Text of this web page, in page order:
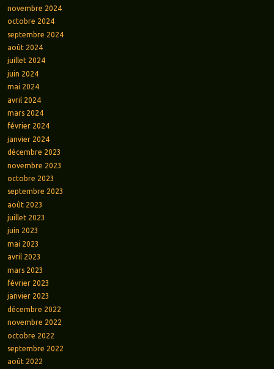
novembre 2024
octobre 2024
septembre 2024
août 2024
juillet 2024
juin 2024
mai 2024
avril 2024
mars 2024
février 2024
janvier 2024
décembre 2023
novembre 2023
octobre 2023
septembre 2023
août 2023
juillet 2023
juin 2023
mai 2023
avril 2023
mars 2023
février 2023
janvier 2023
décembre 2022
novembre 2022
octobre 2022
septembre 2022
août 2022